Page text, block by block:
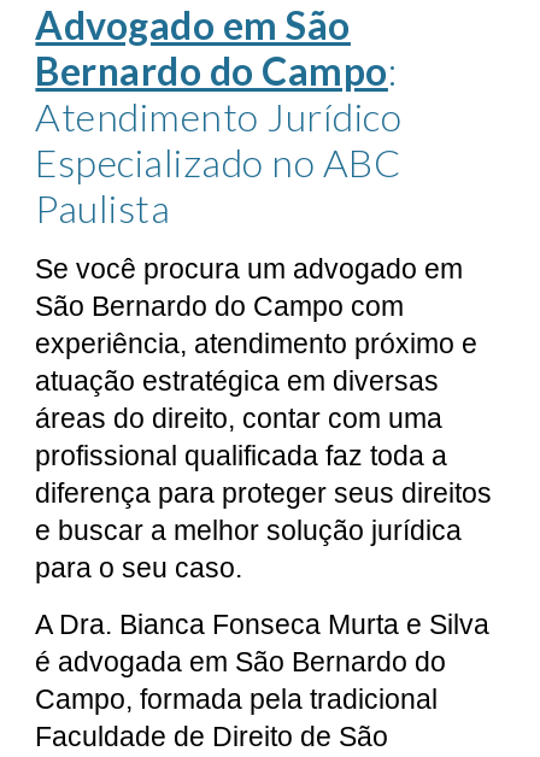
Advogado em São
Bernardo do Campo:
Atendimento Jurídico
Especializado no ABC
Paulista
Se você procura um advogado em
São Bernardo do Campo com
experiência, atendimento próximo e
atuação estratégica em diversas
áreas do direito, contar com uma
profissional qualificada faz toda a
diferença para proteger seus direitos
e buscar a melhor solução jurídica
para o seu caso.
A Dra. Bianca Fonseca Murta e Silva
é advogada em São Bernardo do
Campo, formada pela tradicional
Faculdade de Direito de São